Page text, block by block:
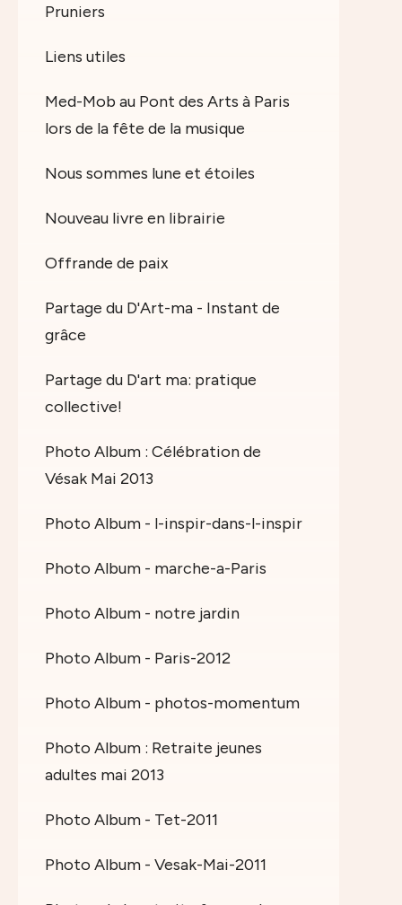
Pruniers
Liens utiles
Med-Mob au Pont des Arts à Paris
lors de la fête de la musique
Nous sommes lune et étoiles
Nouveau livre en librairie
Offrande de paix
Partage du D'Art-ma - Instant de
grâce
Partage du D'art ma: pratique
collective!
Photo Album : Célébration de
Vésak Mai 2013
Photo Album - l-inspir-dans-l-inspir
Photo Album - marche-a-Paris
Photo Album - notre jardin
Photo Album - Paris-2012
Photo Album - photos-momentum
Photo Album : Retraite jeunes
adultes mai 2013
Photo Album - Tet-2011
Photo Album - Vesak-Mai-2011